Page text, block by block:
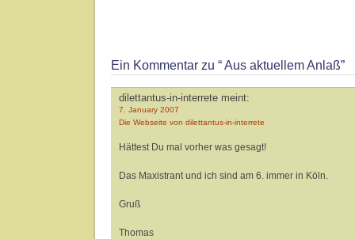
Ein Kommentar zu “ Aus aktuellem Anlaß”
dilettantus-in-interrete meint:
7. January 2007
Die Webseite von dilettantus-in-interrete
Hättest Du mal vorher was gesagt!
Das Maxistrant und ich sind am 6. immer in Köln.
Gruß
Thomas